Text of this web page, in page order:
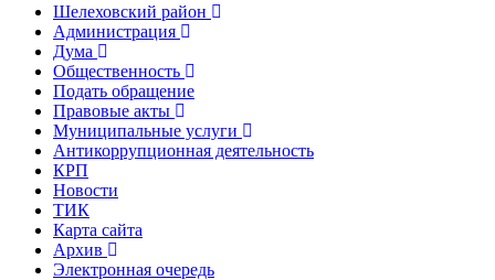
Шелеховский район
Администрация
Дума
Общественность
Подать обращение
Правовые акты
Муниципальные услуги
Антикоррупционная деятельность
КРП
Новости
ТИК
Карта сайта
Архив
Электронная очередь